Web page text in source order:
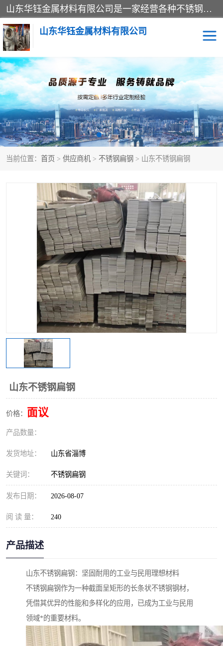
山东华钰金属材料有限公司是一家经营各种不锈钢管材、板材、圆钢、法兰、封头、型材等产品的公司；主营产品有：不锈钢管，激光切割，管件标准件，不锈钢圆钢，不锈钢人孔，不锈钢亮管，不锈钢角钢，不锈钢加工，不锈钢管子，不锈钢工业方管，不锈钢封头，不锈钢法兰，不锈钢阀门，不锈钢槽钢，不锈钢扁钢，不锈钢板等；可为客户制作各种规格的型材及不锈钢配件、非标准件及各种容器具等，能满足客户的不同采购要求。
山东华钰金属材料有限公司
当前位置： 首页 > 供应商机 > 不锈钢扁钢 > 山东不锈钢扁钢
山东不锈钢扁钢
价格： 面议
产品数量：
发货地址： 山东省淄博
关键词： 不锈钢扁钢
发布日期： 2026-08-07
阅 读 量： 240
产品描述
山东不锈钢扁钢：坚固耐用的工业与民用理想材料
不锈钢扁钢作为一种截面呈矩形的长条状不锈钢钢材，
凭借其优异的性能和多样化的应用，已成为工业与民用
领域*的重要材料。
不锈钢管 激光切割
管件标准件 不锈钢圆钢
不锈钢人孔 不锈钢亮管
不锈钢角钢 不锈钢加工
不锈钢板 不锈钢工业方管
不锈钢封头 不锈钢法兰
不锈钢阀门 不锈钢槽钢
不锈钢扁钢